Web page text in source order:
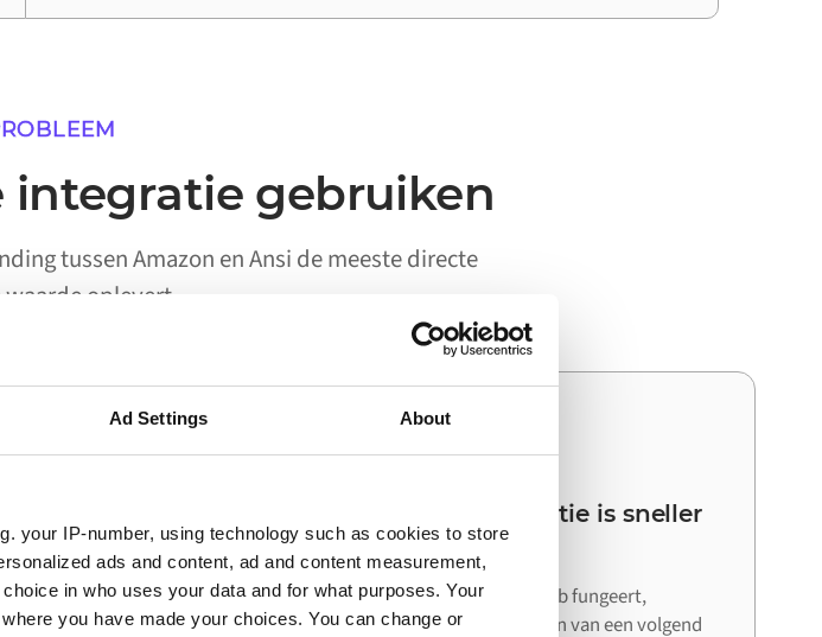
Ad Settings About
your IP-number, using technology such as cookies to store
ads and content, ad and content measurement,
in who uses your data and for what purposes. Your
you have made your choices. You can change or
integratie gebruiken
tussen Amazon en Ansi de meeste directe
oplevert.
handmatige
een persoon nodig
03
Je volgende integratie is sneller
dan de eerste
Omdat Alumio als centrale hub fungeert,
hergebruik je bij het aansluiten van een volgend